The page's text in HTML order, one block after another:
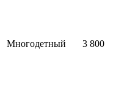
Многодетный 3 800